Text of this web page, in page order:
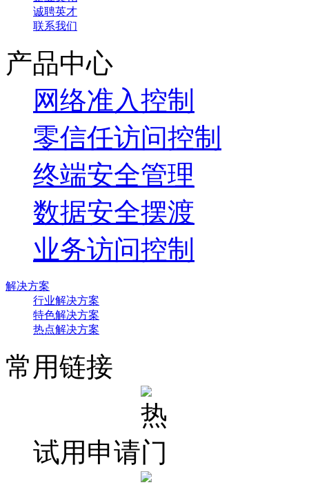
诚聘英才
联系我们
产品中心
网络准入控制
零信任访问控制
终端安全管理
数据安全摆渡
业务访问控制
解决方案
行业解决方案
特色解决方案
热点解决方案
常用链接
试用申请